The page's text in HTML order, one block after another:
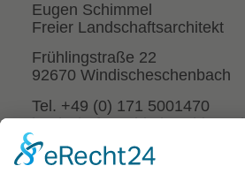
Eugen Schimmel
Freier Landschaftsarchitekt
Frühlingstraße 22
92670 Windischeschenbach
Tel. +49 (0) 171 5001470
SERVICE